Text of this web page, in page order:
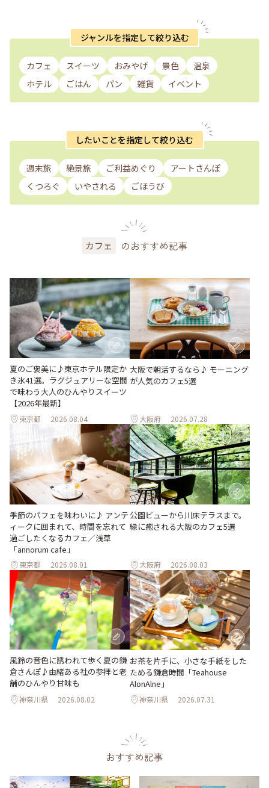
ジャンルを指定して絞り込む
カフェ スイーツ おみやげ 景色
温泉
ホテル
ごはん パン 雑貨 イベント
したいことを指定して絞り込む
週末旅 絶景旅 ご利益めぐり
アートさんぽ
くつろぐ
いやされる ごほうび
カフェ のおすすめ記事
夏のご褒美に♪東京ホテル限定か
き氷41選。ラグジュアリーな空間
で味わう大人のひんやりスイーツ
【2026年最新】
東京都 2026.08.04
大阪で朝活するなら♪ モーニング
が人気のカフェ5選
大阪府 2026.07.28
季節のパフェを味わいに♪ アンテ
ィークに囲まれて、時間を忘れて
過ごしたくなるカフェ／浅草
「annorum cafe」
東京都 2026.08.01
公園ビューから川床テラスまで。
緑に癒される大阪のカフェ5選
大阪府 2026.08.03
風鈴の音色に誘われて歩く夏の鎌
倉さんぽ♪由緒ある社の参拝と老
舗のひんやり甘味も
神奈川県 2026.08.02
お茶を片手に、小さな手紙をした
ためる鎌倉時間「Teahouse
AlonAlne」
神奈川県 2026.07.31
おすすめ記事